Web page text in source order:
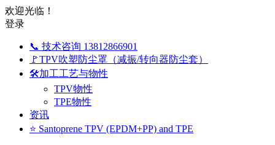
欢迎光临！
登录
📞 技术咨询 13812866901
🚩TPV吹塑防尘罩（减振/转向器防尘套）
🛠️加工工艺与物性
TPV物性
TPE物性
资讯
⭐ Santoprene TPV (EPDM+PP) and TPE